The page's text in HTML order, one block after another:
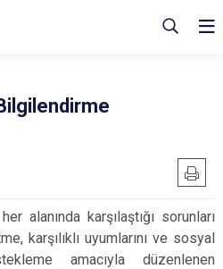
alanında karşılaştığı sorunları
karşılıklı uyumlarını ve sosyal
amacıyla düzenlenen